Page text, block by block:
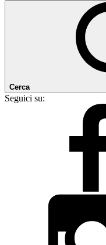
Cerca
Seguici su: